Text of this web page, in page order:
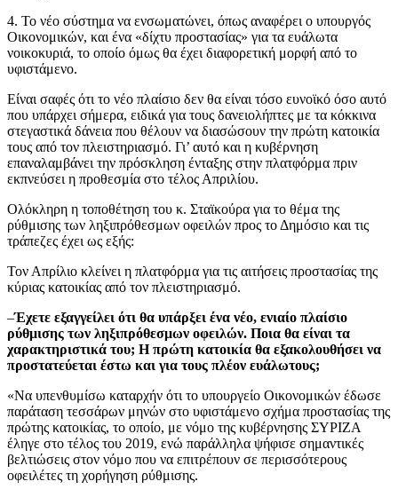
4. Το νέο σύστημα να ενσωματώνει, όπως αναφέρει ο υπουργός
Οικονομικών, και ένα «δίχτυ προστασίας» για τα ευάλωτα
νοικοκυριά, το οποίο όμως θα έχει διαφορετική μορφή από το
υφιστάμενο.
Είναι σαφές ότι το νέο πλαίσιο δεν θα είναι τόσο ευνοϊκό όσο αυτό
που υπάρχει σήμερα, ειδικά για τους δανειολήπτες με τα κόκκινα
στεγαστικά δάνεια που θέλουν να διασώσουν την πρώτη κατοικία
τους από τον πλειστηριασμό. Γι’ αυτό και η κυβέρνηση
επαναλαμβάνει την πρόσκληση ένταξης στην πλατφόρμα πριν
εκπνεύσει η προθεσμία στο τέλος Απριλίου.
Ολόκληρη η τοποθέτηση του κ. Σταϊκούρα για το θέμα της
ρύθμισης των ληξιπρόθεσμων οφειλών προς το Δημόσιο και τις
τράπεζες έχει ως εξής:
Τον Απρίλιο κλείνει η πλατφόρμα για τις αιτήσεις προστασίας της
κύριας κατοικίας από τον πλειστηριασμό.
–Έχετε εξαγγείλει ότι θα υπάρξει ένα νέο, ενιαίο πλαίσιο
ρύθμισης των ληξιπρόθεσμων οφειλών. Ποια θα είναι τα
χαρακτηριστικά του; Η πρώτη κατοικία θα εξακολουθήσει να
προστατεύεται έστω και για τους πλέον ευάλωτους;
«Να υπενθυμίσω καταρχήν ότι το υπουργείο Οικονομικών έδωσε
παράταση τεσσάρων μηνών στο υφιστάμενο σχήμα προστασίας της
πρώτης κατοικίας, το οποίο, με νόμο της κυβέρνησης ΣΥΡΙΖΑ
έληγε στο τέλος του 2019, ενώ παράλληλα ψήφισε σημαντικές
βελτιώσεις στον νόμο που να επιτρέπουν σε περισσότερους
οφειλέτες τη χορήγηση ρύθμισης.